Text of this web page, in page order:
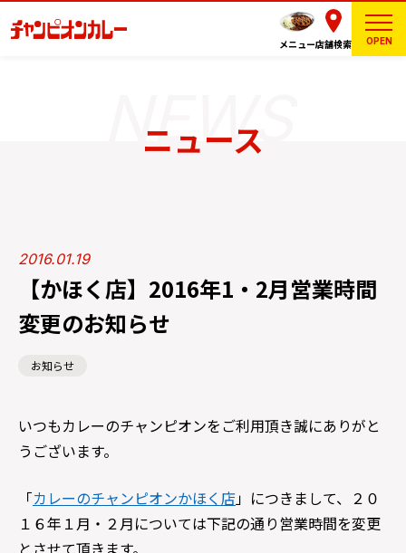
メニュー店舗検索 OPEN
ニュース
2016.01.19
【かほく店】2016年1・2月営業時間
変更のお知らせ
お知らせ
いつもカレーのチャンピオンをご利用頂き誠にありがと
うございます。
「カレーのチャンピオンかほく店」につきまして、２０
１６年１月・２月については下記の通り営業時間を変更
とさせて頂きます。